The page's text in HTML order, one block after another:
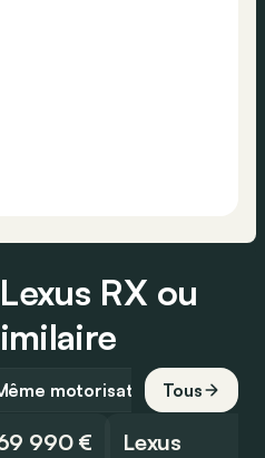
RX ou
motorisation Tous
990 €
Lexus